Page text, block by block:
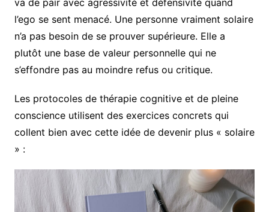
va de pair avec agressivité et défensivité quand
l’ego se sent menacé. Une personne vraiment solaire
n’a pas besoin de se prouver supérieure. Elle a
plutôt une base de valeur personnelle qui ne
s’effondre pas au moindre refus ou critique.
Les protocoles de thérapie cognitive et de pleine
conscience utilisent des exercices concrets qui
collent bien avec cette idée de devenir plus « solaire
» :